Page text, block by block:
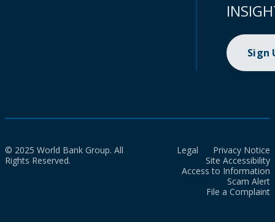
Sign
© 2025 World Bank Group. All
Rights Reserved.
Legal
Privacy Notice
Site Accessibility
Access to Information
Scam Alert
File a Complaint